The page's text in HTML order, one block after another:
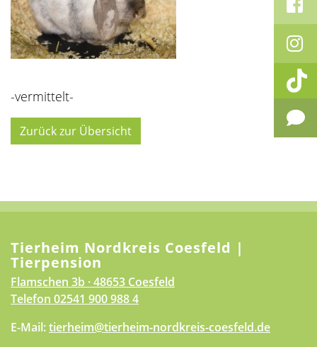
-vermittelt-
Zurück zur Übersicht
Tierheim Nordkreis Coesfeld |
Tierpension
Flamschen 3b · 48653 Coesfeld
Telefon 02541 900 988 4
E-Mail:tierheim@tierheim-nordkreis-coesfeld.de